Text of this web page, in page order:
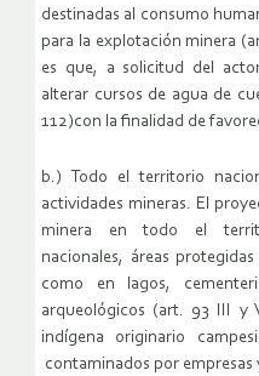
destinadas al consumo
para la explotación minera
es que, a solicitud del
alterar cursos de agua de
112)con la finalidad de
b.) Todo el territorio
actividades mineras. El
minera en todo el
nacionales, áreas
como en lagos,
arqueológicos (art. 93 III y
indígena originario
contaminados por empresas